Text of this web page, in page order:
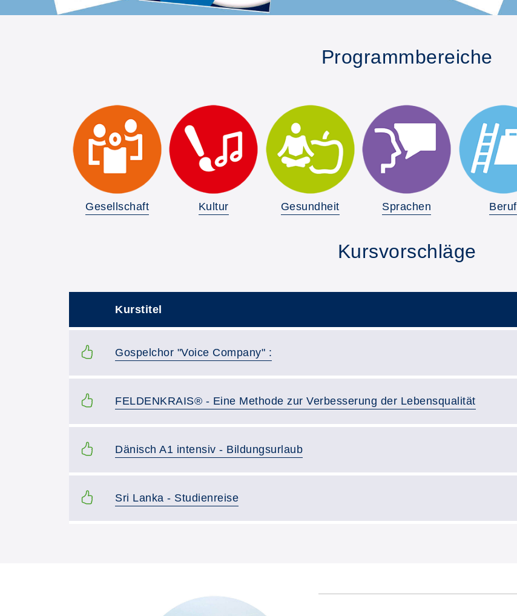
Programmbereiche
Gesellschaft Kultur Gesundheit Sprachen Beruf
Kursvorschläge
Kurstitel
Kurstitel:
Gospelchor "Voice Company" :
Kurstitel:
FELDENKRAIS® - Eine Methode zur Verbesserung der Lebensqualität
Kurstitel:
Dänisch A1 intensiv - Bildungsurlaub
Kurstitel:
Sri Lanka - Studienreise